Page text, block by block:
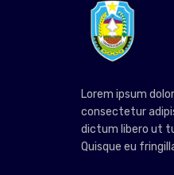
Lorem ipsum
consectetur
dictum libero ut
Quisque eu